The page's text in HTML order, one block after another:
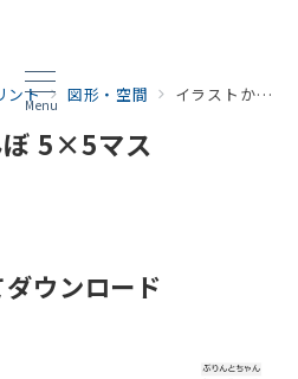
Menu
ント 図形・空間 イラストかくれんぼ 5×5マス
ぼ 5×5マス
ウンロード